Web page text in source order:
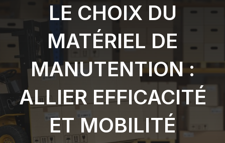
LE CHOIX DU
MATÉRIEL DE
MANUTENTION :
ALLIER EFFICACITÉ
ET MOBILITÉ